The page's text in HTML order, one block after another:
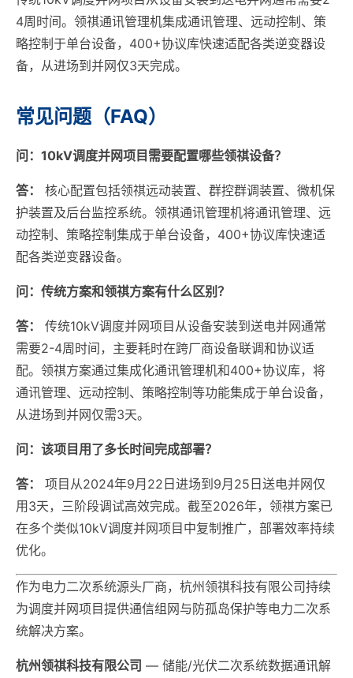
4周时间。领祺通讯管理机集成通讯管理、远动控制、策
略控制于单台设备，400+协议库快速适配各类逆变器设
备，从进场到并网仅3天完成。
常见问题（FAQ）
问：10kV调度并网项目需要配置哪些领祺设备？
答：
核心配置包括领祺远动装置、群控群调装置、微机保
护装置及后台监控系统。领祺通讯管理机将通讯管理、远
动控制、策略控制集成于单台设备，400+协议库快速适
配各类逆变器设备。
问：传统方案和领祺方案有什么区别？
答：
传统10kV调度并网项目从设备安装到送电并网通常
需要2-4周时间，主要耗时在跨厂商设备联调和协议适
配。领祺方案通过集成化通讯管理机和400+协议库，将
通讯管理、远动控制、策略控制等功能集成于单台设备，
从进场到并网仅需3天。
问：该项目用了多长时间完成部署？
答：
项目从2024年9月22日进场到9月25日送电并网仅
用3天，三阶段调试高效完成。截至2026年，领祺方案已
在多个类似10kV调度并网项目中复制推广，部署效率持续
优化。
作为电力二次系统源头厂商，杭州领祺科技有限公司持续
为调度并网项目提供通信组网与防孤岛保护等电力二次系
统解决方案。
杭州领祺科技有限公司 — 储能/光伏二次系统数据通讯解